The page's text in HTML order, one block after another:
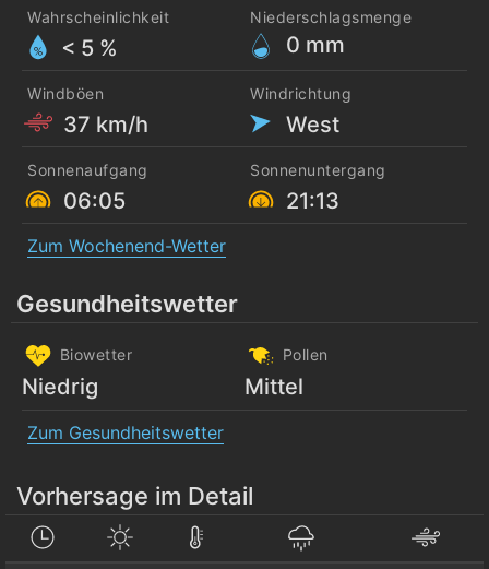
Wahrscheinlichkeit
< 5 %
Niederschlagsmenge
0 mm
Windböen
37 km/h
Windrichtung
West
Sonnenaufgang
06:05
Sonnenuntergang
21:13
Zum Wochenend-Wetter
Gesundheitswetter
Biowetter
Niedrig
Pollen
Mittel
Zum Gesundheitswetter
Vorhersage im Detail